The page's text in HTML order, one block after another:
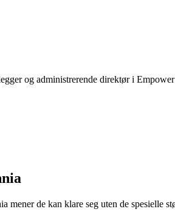
og administrerende direktør i
mener de kan klare seg uten de spesielle